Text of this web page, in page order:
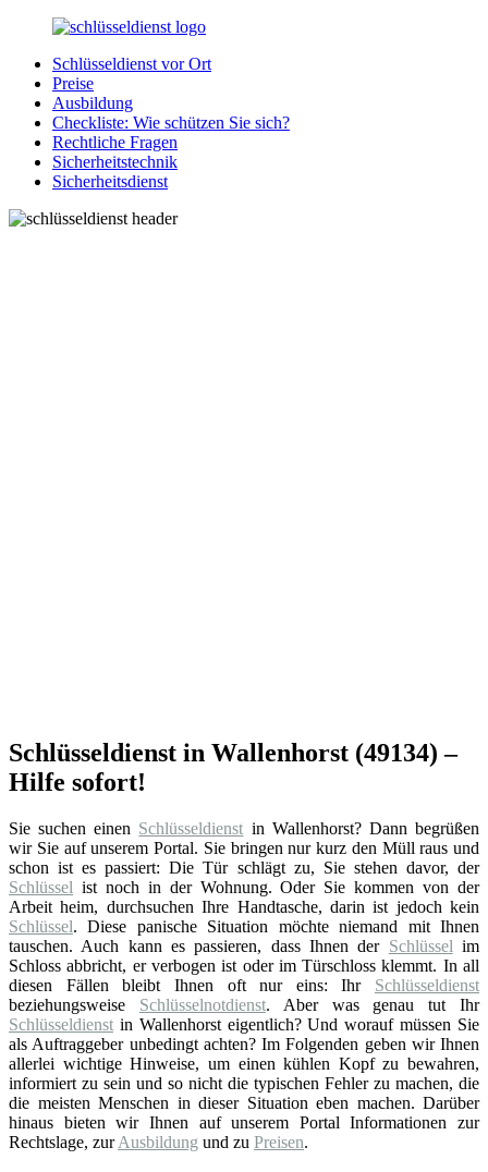
Zurück
Inhalt
SchluesseldienstDirekt.de
Ihre
Notlage
wird
gelöst!
Schlüsseldienst vor Ort
Preise
Ausbildung
Checkliste: Wie schützen Sie sich?
Rechtliche Fragen
Sicherheitstechnik
Sicherheitsdienst
Schlüsseldienst in Wallenhorst (49134) –
Hilfe sofort!
Sie suchen einen Schlüsseldienst in Wallenhorst? Dann begrüßen
wir Sie auf unserem Portal. Sie bringen nur kurz den Müll raus und
schon ist es passiert: Die Tür schlägt zu, Sie stehen davor, der
Schlüssel ist noch in der Wohnung. Oder Sie kommen von der
Arbeit heim, durchsuchen Ihre Handtasche, darin ist jedoch kein
Schlüssel. Diese panische Situation möchte niemand mit Ihnen
tauschen. Auch kann es passieren, dass Ihnen der Schlüssel im
Schloss abbricht, er verbogen ist oder im Türschloss klemmt. In all
diesen Fällen bleibt Ihnen oft nur eins: Ihr Schlüsseldienst
beziehungsweise Schlüsselnotdienst. Aber was genau tut Ihr
Schlüsseldienst in Wallenhorst eigentlich? Und worauf müssen Sie
als Auftraggeber unbedingt achten? Im Folgenden geben wir Ihnen
allerlei wichtige Hinweise, um einen kühlen Kopf zu bewahren,
informiert zu sein und so nicht die typischen Fehler zu machen, die
die meisten Menschen in dieser Situation eben machen. Darüber
hinaus bieten wir Ihnen auf unserem Portal Informationen zur
Rechtslage, zurAusbildung und zu Preisen.